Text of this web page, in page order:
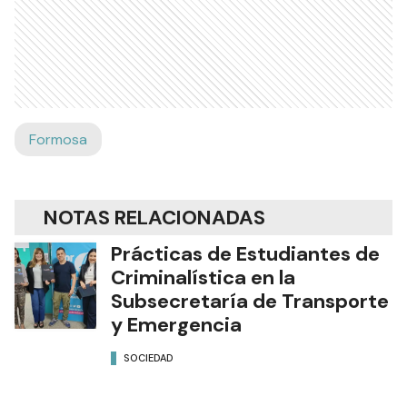
Formosa
NOTAS RELACIONADAS
Prácticas de Estudiantes de
Criminalística en la
Subsecretaría de Transporte
y Emergencia
SOCIEDAD